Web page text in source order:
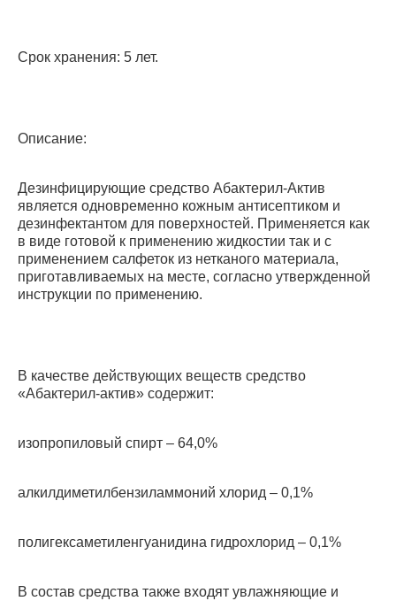
Срок хранения: 5 лет.
Описание:
Дезинфицирующие средство Абактерил-Актив
является одновременно кожным антисептиком и
дезинфектантом для поверхностей. Применяется как
в виде готовой к применению жидкостии так и с
применением салфеток из нетканого материала,
приготавливаемых на месте, согласно утвержденной
инструкции по применению.
В качестве действующих веществ средство
«Абактерил-актив» содержит:
изопропиловый спирт – 64,0%
алкилдиметилбензиламмоний хлорид – 0,1%
полигексаметиленгуанидина гидрохлорид – 0,1%
В состав средства также входят увлажняющие и